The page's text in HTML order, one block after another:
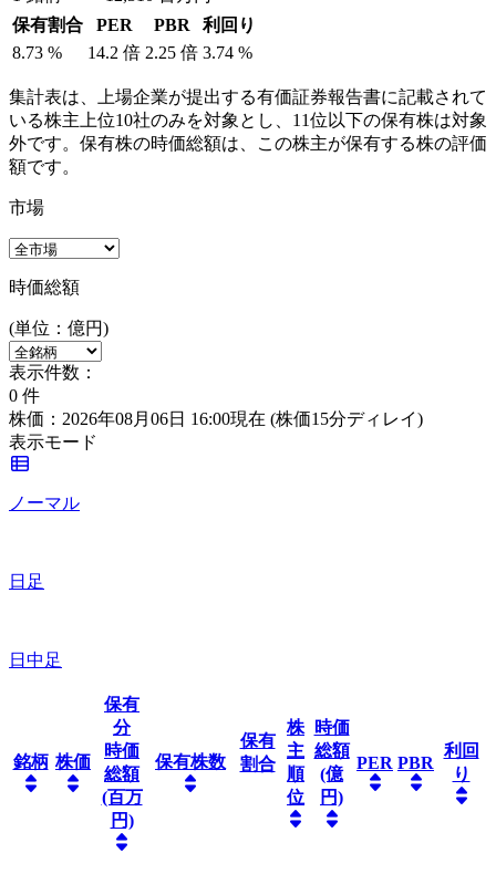
保有割合
PER PBR
利回り
8.73 % 14.2 倍 2.25 倍 3.74 %
集計表は、上場企業が提出する有価証券報告書に記載されて
いる株主上位10社のみを対象とし、11位以下の保有株は対象
外です。保有株の時価総額は、この株主が保有する株の評価
額です。
市場
時価総額
(単位：億円)
表示件数：
0 件
株価：2026年08月06日 16:00現在 (株価15分ディレイ)
表示モード
ノーマル
日足
日中足
銘柄 株価
保有
分
時価
総額
(百万
円)
保有株数
保有
割合
株
主
順
位
時価
総額
(億
円)
PER PBR
利回
り